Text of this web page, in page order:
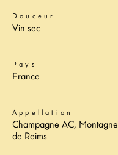
Pays
France
Douceur
Vin sec
Appellation
Champagne AC, Montagne
de Reims